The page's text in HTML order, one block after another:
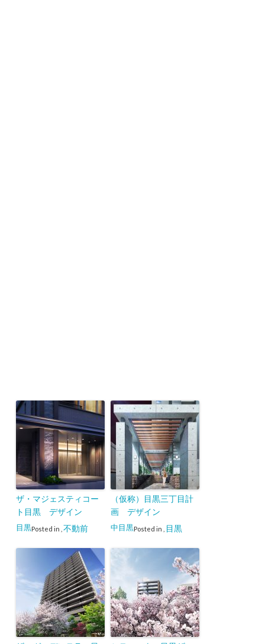
ザ・マジェスティコー
ト目黒 デザイン
Posted in
目黒 不動前
（仮称）目黒三丁目計
画 デザイン
Posted in
中目黒 目黒